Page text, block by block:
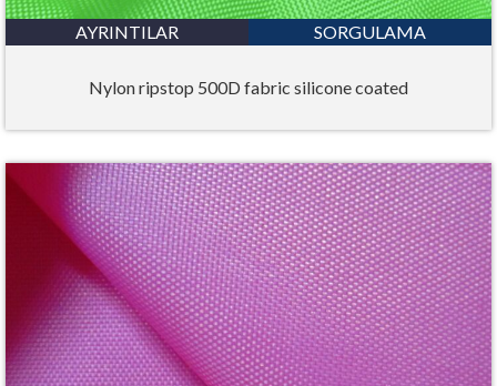
AYRINTILAR SORGULAMA
Nylon ripstop 500D fabric silicone coated